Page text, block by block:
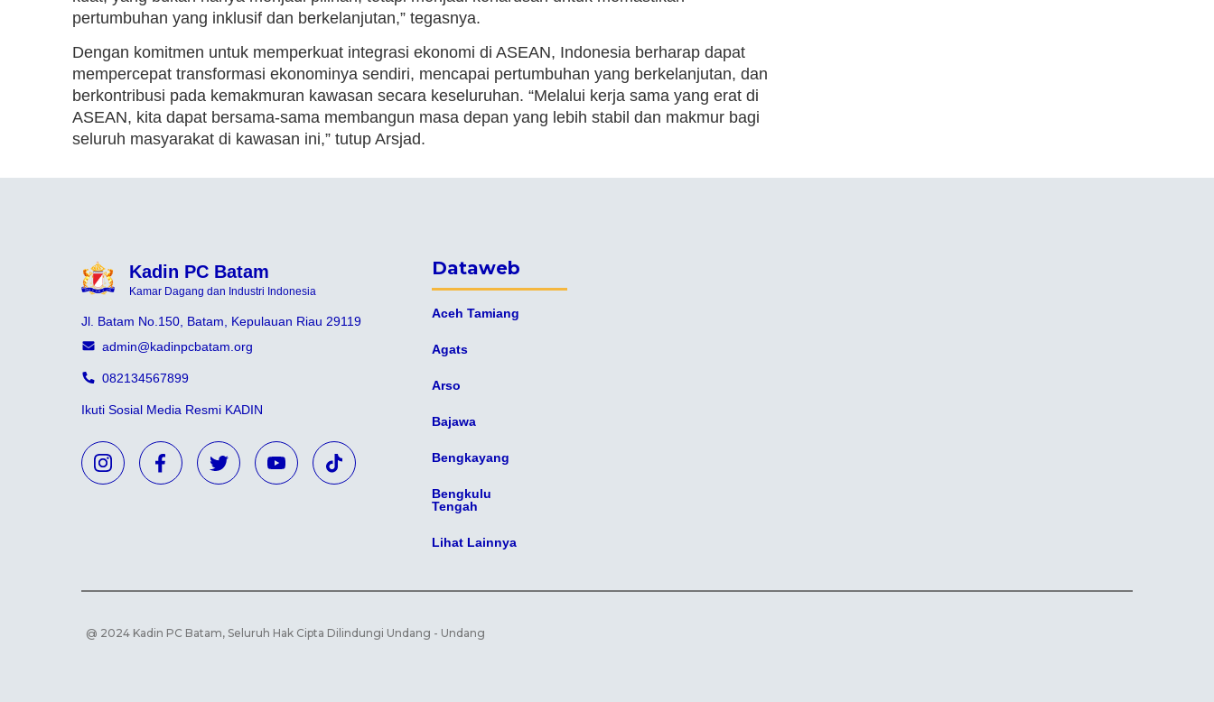
pertumbuhan yang inklusif dan berkelanjutan,” tegasnya.
Dengan komitmen untuk memperkuat integrasi ekonomi di ASEAN, Indonesia berharap dapat
mempercepat transformasi ekonominya sendiri, mencapai pertumbuhan yang berkelanjutan, dan
berkontribusi pada kemakmuran kawasan secara keseluruhan. “Melalui kerja sama yang erat di
ASEAN, kita dapat bersama-sama membangun masa depan yang lebih stabil dan makmur bagi
seluruh masyarakat di kawasan ini,” tutup Arsjad.
Kadin PC Batam
Kamar Dagang dan Industri Indonesia
Jl. Batam No.150, Batam, Kepulauan Riau 29119
admin@kadinpcbatam.org
082134567899
Ikuti Sosial Media Resmi KADIN
Dataweb
Aceh Tamiang
Agats
Arso
Bajawa
Bengkayang
Bengkulu
Tengah
Lihat Lainnya
@ 2024 Kadin PC Batam, Seluruh Hak Cipta Dilindungi Undang - Undang